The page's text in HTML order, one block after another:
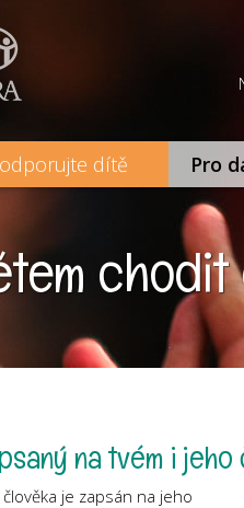
dítě Pro
na tvém i
je zapsán na jeho